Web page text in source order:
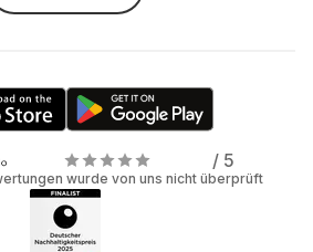
/ 5
wurde von uns nicht überprüft